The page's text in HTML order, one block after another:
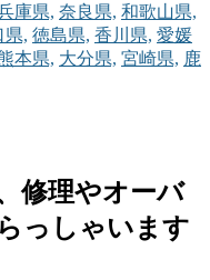
庫県, 奈良県, 和歌山県,
県, 徳島県, 香川県, 愛媛
本県, 大分県, 宮崎県, 鹿
修理やオーバ
っしゃいます